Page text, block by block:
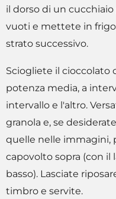
il dorso di un
vuoti e mettete in
strato successivo.
Sciogliete il cioccolato
potenza media, a
intervallo e l'altro.
granola e, se
quelle nelle immagini,
capovolto sopra (con il
basso). Lasciate
timbro e servite.